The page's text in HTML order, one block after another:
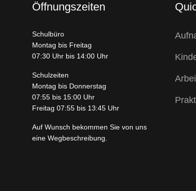
Öffnungszeiten
Schulbüro
Montag bis Freitag
07:30 Uhr bis 14:00 Uhr
Schulzeiten
Montag bis Donnerstag
07:55 bis 15:00 Uhr
Freitag 07:55 bis 13:45 Uhr
Auf Wunsch bekommen Sie von uns
eine Wegbeschreibung.